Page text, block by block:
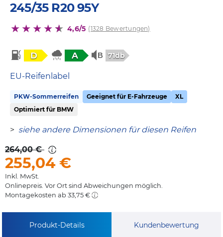
245/35 R20 95Y
4,6/5 (1328 Bewertungen)
D A 71db
EU-Reifenlabel
PKW-Sommerreifen Geeignet für E-Fahrzeuge
XL
Optimiert für BMW
> siehe andere Dimensionen für diesen Reifen
264,00 €
255,04€
Inkl. MwSt.
Onlinepreis. Vor Ort sind Abweichungen möglich.
Montagekosten ab 33,75 €
Produkt-Details Kundenbewertung